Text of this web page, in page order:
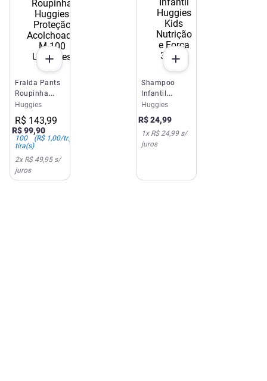
Fralda Pants
Roupinha
Huggies
Proteção
Acolchoada M
100 Unidades
Huggies
R$ 143,99
R$99,90
100
tira(s)
(R$ 1,00/tr.)
2x R$ 49,95s/
juros
Shampoo
Infantil
Huggies Kids
Nutrição e
Força 360ml
Huggies
R$24,99
1x R$ 24,99s/
juros